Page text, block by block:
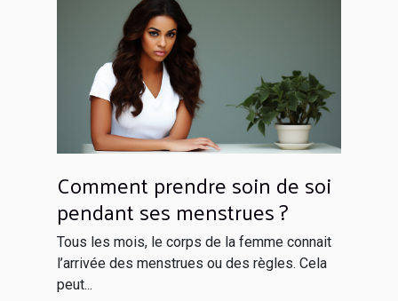
Comment prendre soin de soi
pendant ses menstrues ?
Tous les mois, le corps de la femme connait
l’arrivée des menstrues ou des règles. Cela
peut...